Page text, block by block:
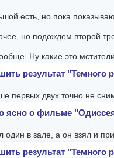
есть, но пока
но подождем второй
Ну какие это
результат "Темного
первых двух точно не
ясно о фильме
в зале, а он взял и
результат "Темного